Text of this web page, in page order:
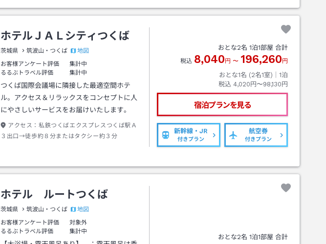
ホテルＪＡＬシティつくば
茨城県 筑波山・つくば
地図
お客様アンケート評価
集計中
るるぶトラベル評価
集計中
つくば国際会議場に隣接した最適空間ホテ
ル。アクセス＆リラックスをコンセプトに人
にやさしいサービスをお届けいたします。
アクセス： 私鉄つくばエクスプレスつくば駅Ａ
３出口→徒歩約８分またはタクシー約３分
おとな2名 1泊1部屋 合計
税込 8,040 円 〜 196,260 円
おとな1名 (2名1室)｜ 1泊
税込 4,020円〜98,130円
宿泊プランを見る
新幹線・JR
付きプラン
航空券
付きプラン
ホテル ルートつくば
茨城県 筑波山・つくば
地図
お客様アンケート評価
対象外
るるぶトラベル評価
集計中
おとな2名 1泊1部屋 合計